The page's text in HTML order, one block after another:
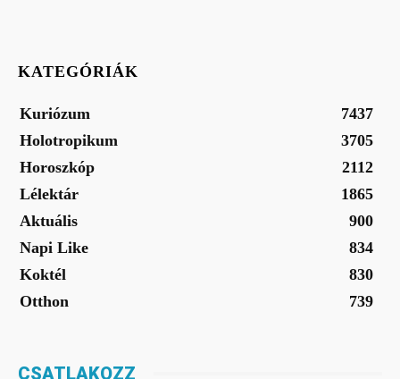
KATEGÓRIÁK
Kuriózum
7437
Holotropikum
3705
Horoszkóp
2112
Lélektár
1865
Aktuális
900
Napi Like
834
Koktél
830
Otthon
739
CSATLAKOZZ